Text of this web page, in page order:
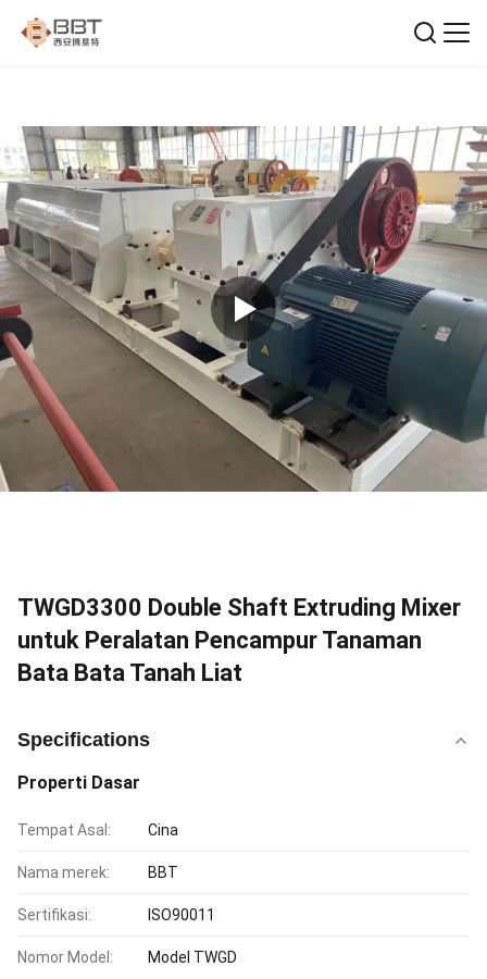
TWGD3300 Double Shaft Extruding Mixer
untuk Peralatan Pencampur Tanaman
Bata Bata Tanah Liat
Specifications
Properti Dasar
Tempat Asal: Cina
Nama merek: BBT
Sertifikasi: ISO90011
Nomor Model: Model TWGD